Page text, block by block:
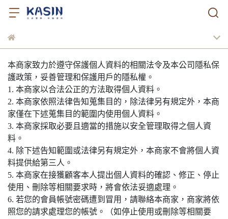
本商家致力於遵守保護個人資料的相關法令及本公司隱私保
護政策，妥善管理和保護用戶的隱私權。
1. 本商家以合法公正的方法取得個人資料。
2. 本商家依照法律告知蒐集目的，除法律另有規定外，本商
家僅在下述蒐集目的範圍内使用個人資料。
3. 本商家採取必要且適當的措施以安全管理取得之個人資
料。
4. 除下述告知範圍或法律另有規定外，本商家不會將個人資
料提供給第三人。
5. 本商家在接獲顧客本人提出個人資料的確認、修正、停止
使用、刪除等相關要求時，將會依法妥適處理。
6. 若您的會員帳號密碼遭到冒用，請聯絡本商家，商家將依
照您的請求處理您的帳號。（如停止使用或刪除等相關要